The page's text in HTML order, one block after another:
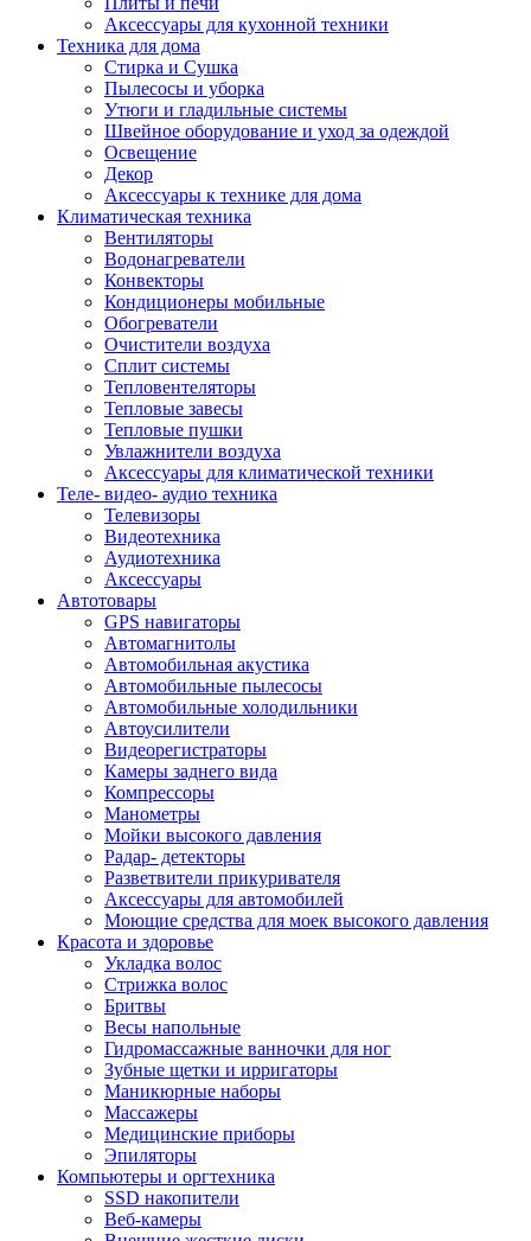
Аксессуары для кухонной техники
Техника для дома
Стирка и Сушка
Пылесосы и уборка
Утюги и гладильные системы
Швейное оборудование и уход за одеждой
Освещение
Декор
Аксессуары к технике для дома
Климатическая техника
Вентиляторы
Водонагреватели
Конвекторы
Кондиционеры мобильные
Обогреватели
Очистители воздуха
Сплит системы
Тепловентеляторы
Тепловые завесы
Тепловые пушки
Увлажнители воздуха
Аксессуары для климатической техники
Теле- видео- аудио техника
Телевизоры
Видеотехника
Аудиотехника
Аксессуары
Автотовары
GPS навигаторы
Автомагнитолы
Автомобильная акустика
Автомобильные пылесосы
Автомобильные холодильники
Автоусилители
Видеорегистраторы
Камеры заднего вида
Компрессоры
Манометры
Мойки высокого давления
Радар- детекторы
Разветвители прикуривателя
Аксессуары для автомобилей
Моющие средства для моек высокого давления
Красота и здоровье
Укладка волос
Стрижка волос
Бритвы
Весы напольные
Гидромассажные ванночки для ног
Зубные щетки и ирригаторы
Маникюрные наборы
Массажеры
Медицинские приборы
Эпиляторы
Компьютеры и оргтехника
SSD накопители
Веб-камеры